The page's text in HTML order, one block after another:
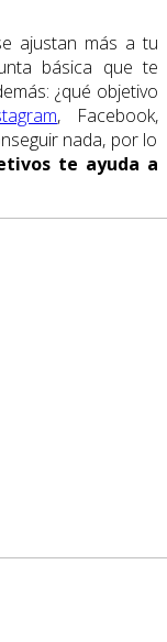
ajustan más a tu
básica que te
¿qué objetivo
, Facebook,
nada, por lo
te ayuda a